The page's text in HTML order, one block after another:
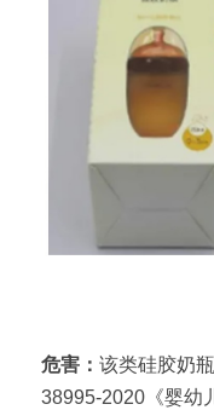
危害： 该类硅胶奶
38995-2020《婴幼